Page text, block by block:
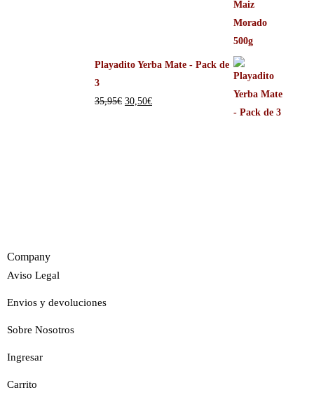
Playadito Yerba Mate - Pack de
3
35,95€ 30,50€
Company
Aviso Legal
Envios y devoluciones
Sobre Nosotros
Ingresar
Carrito